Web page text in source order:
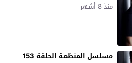
منذ 8 أشهر
مسلسل المنظمة الحلقة 153